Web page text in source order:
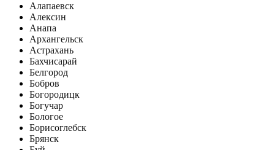
Алапаевск
Алексин
Анапа
Архангельск
Астрахань
Бахчисарай
Белгород
Бобров
Богородицк
Богучар
Бологое
Борисоглебск
Брянск